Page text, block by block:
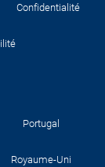
Confidentialité
Portugal
Royaume-Uni